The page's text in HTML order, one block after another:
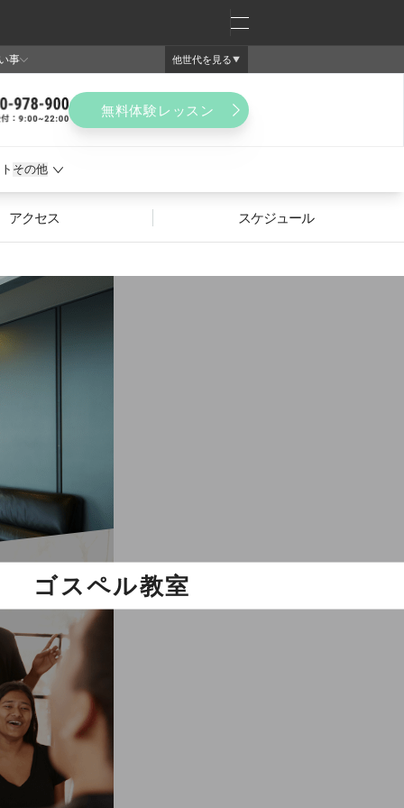
アクセス スケジュール
ゴスペル教室